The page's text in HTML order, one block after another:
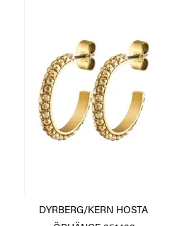
DYRBERG/KERN HOSTA